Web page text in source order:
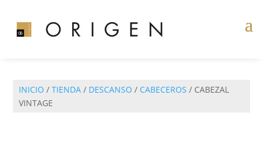
INICIO /TIENDA / DESCANSO / CABECEROS / CABEZAL
VINTAGE